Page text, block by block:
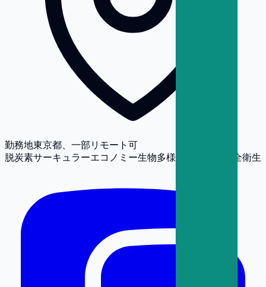
勤務地東京都、一部リモート可
脱炭素サーキュラーエコノミー生物多様性 労働安全衛生